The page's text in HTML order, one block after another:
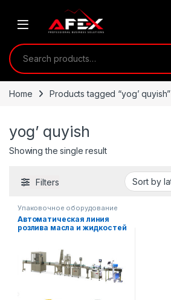
Search for:
Home Products tagged “yog’ quyish”
yog’ quyish
Showing the single result
Filters
Упаковочное оборудование
Автоматическая линия
розлива масла и жидкостей